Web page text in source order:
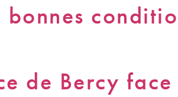
de Bercy